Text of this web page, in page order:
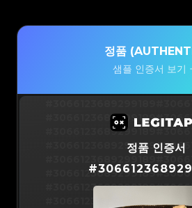
정품
샘플 인증서 보기
#3066123689299189
#3066123689299189
#3066123689299189
#3066123689299189
#3066123689299189
정품 인증서
#